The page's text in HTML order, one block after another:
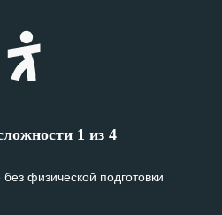
1 из 4
физической подготовки